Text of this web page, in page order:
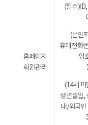
홈페이지
회원관리
(필수
(본인
휴대전화
암
(14세 미
생년월일,
내/외국인